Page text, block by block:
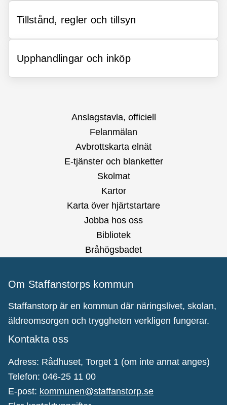
Tillstånd, regler och tillsyn
Upphandlingar och inköp
Anslagstavla, officiell
Felanmälan
Avbrottskarta elnät
E-tjänster och blanketter
Skolmat
Kartor
Karta över hjärtstartare
Jobba hos oss
Bibliotek
Bråhögsbadet
Om Staffanstorps kommun
Staffanstorp är en kommun där näringslivet, skolan,
äldreomsorgen och tryggheten verkligen fungerar.
Kontakta oss
Adress: Rådhuset, Torget 1 (om inte annat anges)
Telefon: 046-25 11 00
E-post: kommunen@staffanstorp.se